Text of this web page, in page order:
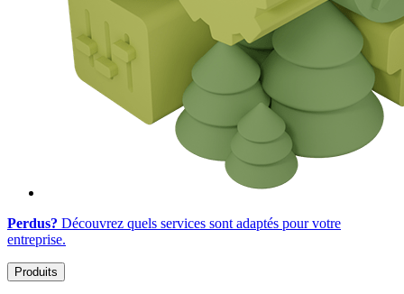
Perdus? Découvrez quels services sont adaptés pour votre
entreprise.
Produits